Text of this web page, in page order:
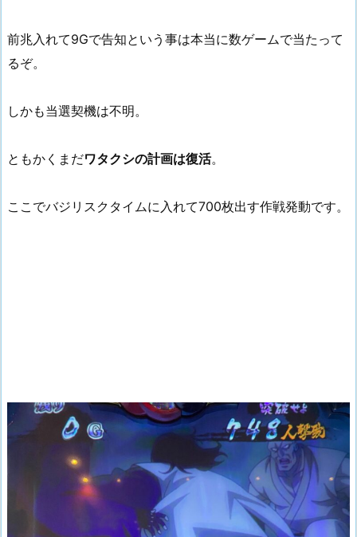
前兆入れて9Gで告知という事は本当に数ゲームで当たって
るぞ。
しかも当選契機は不明。
ともかくまだワタクシの計画は復活。
ここでバジリスクタイムに入れて700枚出す作戦発動です。